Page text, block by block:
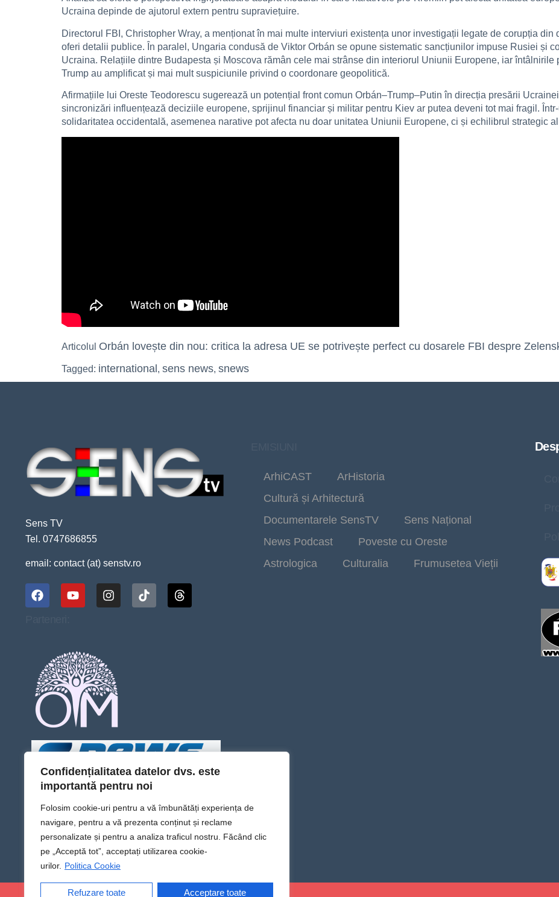
Confidențialitatea datelor dvs. este
importantă pentru noi
Folosim cookie-uri pentru a vă îmbunătăți experiența de
navigare, pentru a vă prezenta conținut și reclame
personalizate și pentru a analiza traficul nostru. Făcând clic
pe „Acceptă tot”, acceptați utilizarea cookie-
urilor. Politica Cookie
Refuzare toate Acceptare toate
Ucraina depinde de ajutorul extern pentru supraviețuire.
Directorul FBI, Christopher Wray, a menționat în mai multe interviuri existența unor investigații legate de corupția
oferi detalii publice. În paralel, Ungaria condusă de Viktor Orbán se opune sistematic sancțiunilor impuse Rusiei și
Ucraina. Relațiile dintre Budapesta și Moscova rămân cele mai strânse din interiorul Uniunii Europene, iar întâlnirile
Trump au amplificat și mai mult suspiciunile privind o coordonare geopolitică.
Afirmațiile lui Oreste Teodorescu sugerează un potențial front comun Orbán–Trump–Putin în direcția presării
sincronizări influențează deciziile europene, sprijinul financiar și militar pentru Kiev ar putea deveni tot mai fragil.
solidaritatea occidentală, asemenea narative pot afecta nu doar unitatea Uniunii Europene, ci și echilibrul strategic
Articolul Orbán lovește din nou: critica la adresa UE se potrivește perfect cu dosarele FBI despre
Tagged: international , sens news, snews
Sens TV
Tel. 0747686855
email: contact (at) senstv.ro
ArhiCAST
ArHistoria
Cultură și Arhitectură
Documentarele SensTV
Sens Național
News Podcast
Poveste cu Oreste
Astrologica
Culturalia Frumusetea Vieții